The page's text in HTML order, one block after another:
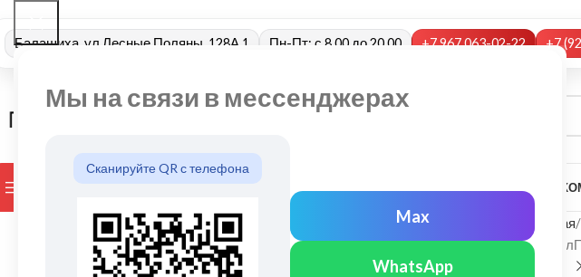
Мы на связи в мессенджерах
Сканируйте QR с телефона
Max
WhatsApp
Балашиха, ул Лесные Поляны, 128А 1 Пн-Пт: с 8.00 до 20.00 +7 967 063-02-22 +7
ПРОСМОТР КАТЕГОРИЙ БРЕНДЫ О
Главная